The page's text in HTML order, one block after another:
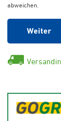
abweichen.
Weiter